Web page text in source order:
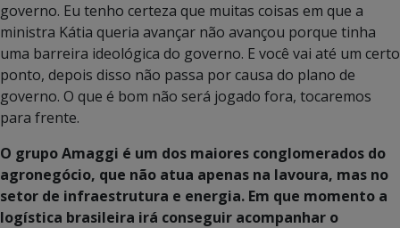
governo. Eu tenho certeza que muitas coisas em que a
ministra Kátia queria avançar não avançou porque tinha
uma barreira ideológica do governo. E você vai até um certo
ponto, depois disso não passa por causa do plano de
governo. O que é bom não será jogado fora, tocaremos
para frente.
O grupo Amaggi é um dos maiores conglomerados do
agronegócio, que não atua apenas na lavoura, mas no
setor de infraestrutura e energia. Em que momento a
logística brasileira irá conseguir acompanhar o